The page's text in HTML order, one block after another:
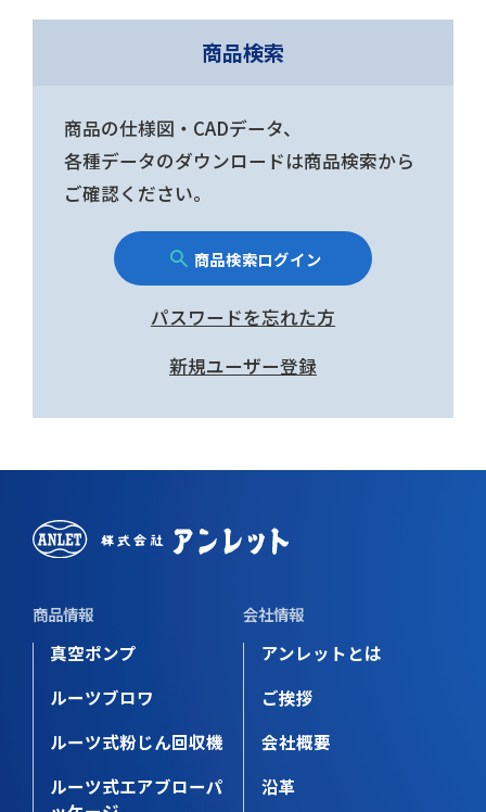
商品検索
商品の仕様図・CADデータ、
各種データのダウンロードは商品検索から
ご確認ください。
商品検索ログイン
パスワードを忘れた方
新規ユーザー登録
商品情報
真空ポンプ
ルーツブロワ
ルーツ式粉じん回収機
ルーツ式エアブローパ
会社情報
アンレットとは
ご挨拶
会社概要
沿革